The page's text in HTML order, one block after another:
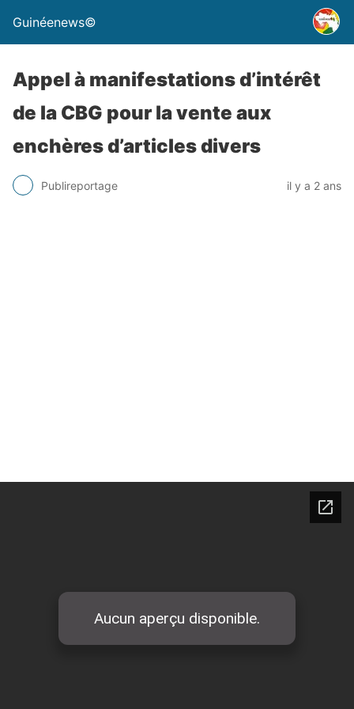
Guinéenews©
Appel à manifestations d’intérêt
de la CBG pour la vente aux
enchères d’articles divers
Publireportage il y a 2 ans